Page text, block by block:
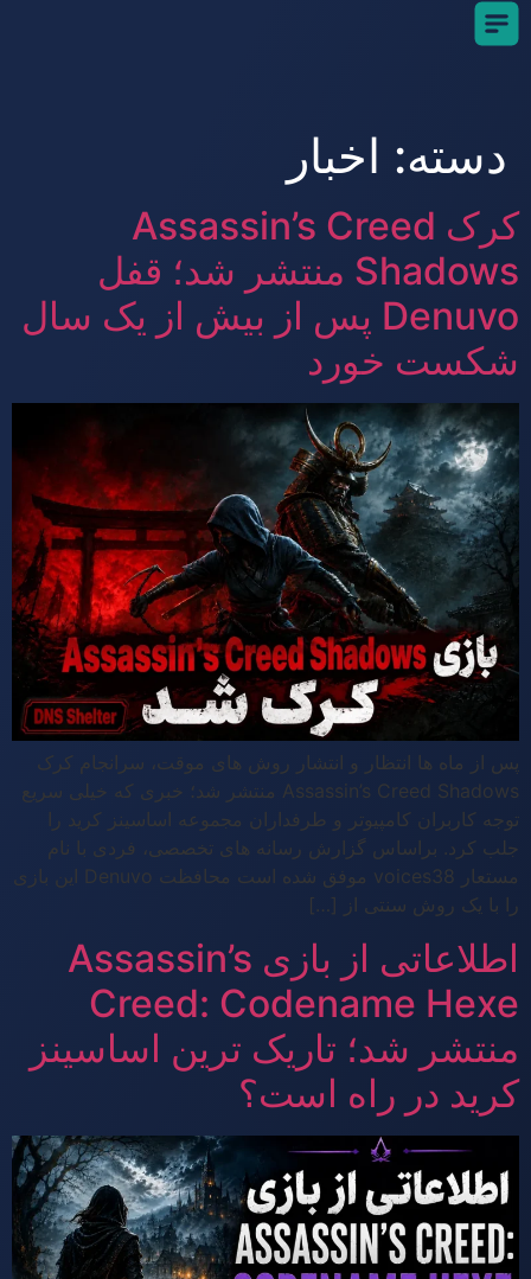
دسته: اخبار
کرک Assassin’s Creed
Shadows منتشر شد؛ قفل
Denuvo پس از بیش از یک سال
شکست خورد
پس از ماه ها انتظار و انتشار روش های موقت، سرانجام کرک
Assassin’s Creed Shadows منتشر شد؛ خبری که خیلی سریع
توجه کاربران کامپیوتر و طرفداران مجموعه اساسینز کرید را
جلب کرد. براساس گزارش رسانه های تخصصی، فردی با نام
مستعار voices38 موفق شده است محافظت Denuvo این بازی
را با یک روش سنتی از […]
اطلاعاتی از بازی Assassin’s
Creed: Codename Hexe
منتشر شد؛ تاریک ترین اساسینز
کرید در راه است؟